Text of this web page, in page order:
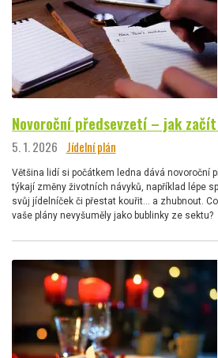
Novoroční předsevzetí – jak
5. 1. 2026 Jídelní plán
Většina lidí si počátkem ledna dává novoroční
týkají změny životních návyků, například lépe
svůj jídelníček či přestat kouřit… a zhubnout.
vaše plány nevyšuměly jako bublinky ze sektu?